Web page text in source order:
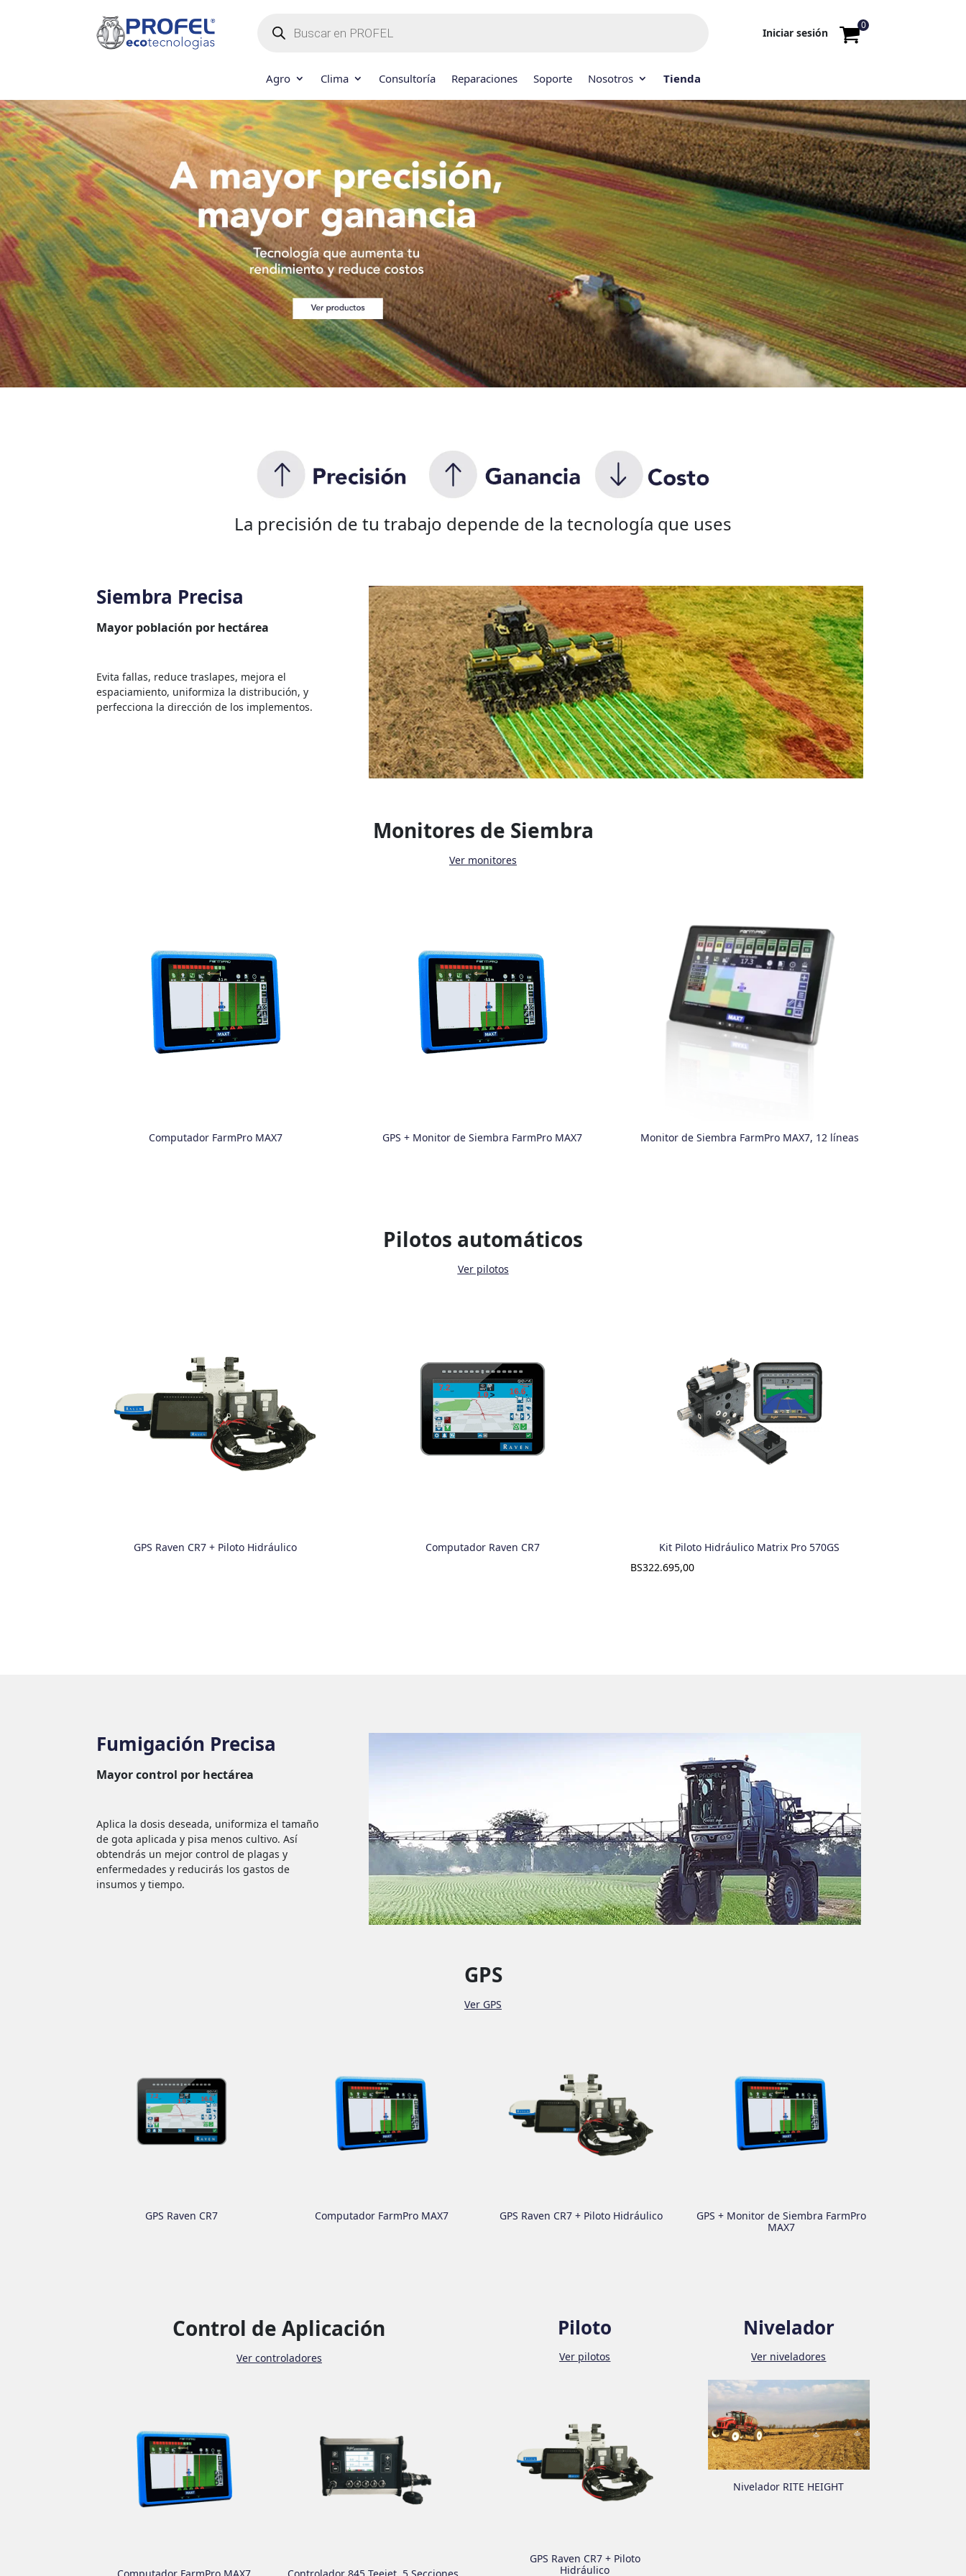
productos Iniciar sesión
0
Agro Clima Consultoría Reparaciones Soporte Nosotros Tienda
La precisión de tu trabajo depende de la tecnología que uses
Siembra Precisa
Mayor población por hectárea
Evita fallas, reduce traslapes, mejora el
espaciamiento, uniformiza la distribución, y
perfecciona la dirección de los implementos.
Monitores de Siembra
Ver monitores
Computador FarmPro MAX7 GPS + Monitor de Siembra FarmPro MAX7 Monitor de Siembra FarmPro MAX7, 12 líneas
Pilotos automáticos
Ver pilotos
GPS Raven CR7 + Piloto Hidráulico Computador Raven CR7
Kit Piloto Hidráulico Matrix Pro 570GS
BS322.695,00
Fumigación Precisa
Mayor control por hectárea
Aplica la dosis deseada, uniformiza el tamaño
de gota aplicada y pisa menos cultivo. Así
obtendrás un mejor control de plagas y
enfermedades y reducirás los gastos de
insumos y tiempo.
GPS
Ver GPS
GPS Raven CR7 Computador FarmPro MAX7 GPS Raven CR7 + Piloto Hidráulico
GPS + Monitor de Siembra FarmPro
MAX7
Control de Aplicación
Ver controladores
Piloto
Ver pilotos
GPS Raven CR7 + Piloto
Hidráulico
Nivelador
Ver niveladores
Nivelador RITE HEIGHT